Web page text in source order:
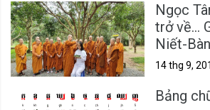
Ngọc
trở về...
Niết-Bàn
14 thg 9,
Bảng